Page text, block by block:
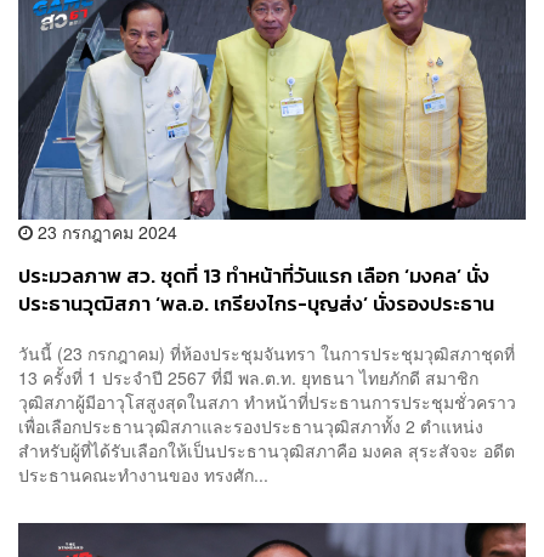
23 กรกฎาคม 2024
ประมวลภาพ สว. ชุดที่ 13 ทำหน้าที่วันแรก เลือก ‘มงคล’ นั่ง
ประธานวุฒิสภา ‘พล.อ. เกรียงไกร-บุญส่ง’ นั่งรองประธาน
วันนี้ (23 กรกฎาคม) ที่ห้องประชุมจันทรา ในการประชุมวุฒิสภาชุดที่
13 ครั้งที่ 1 ประจำปี 2567 ที่มี พล.ต.ท. ยุทธนา ไทยภักดี สมาชิก
วุฒิสภาผู้มีอาวุโสสูงสุดในสภา ทำหน้าที่ประธานการประชุมชั่วคราว
เพื่อเลือกประธานวุฒิสภาและรองประธานวุฒิสภาทั้ง 2 ตำแหน่ง
สำหรับผู้ที่ได้รับเลือกให้เป็นประธานวุฒิสภาคือ มงคล สุระสัจจะ อดีต
ประธานคณะทำงานของ ทรงศัก...